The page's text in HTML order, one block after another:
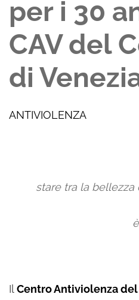
per i 30
CAV del
di
ANTIVIOLENZA
stare tra la bellezza
IlCentro Antiviolenza